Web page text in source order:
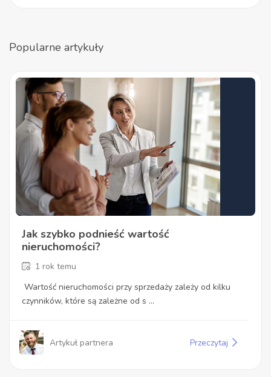
Popularne artykuły
Jak szybko podnieść wartość
nieruchomości?
1 rok temu
Wartość nieruchomości przy sprzedaży zależy od kilku
czynników, które są zależne od s ...
Artykuł partnera Przeczytaj